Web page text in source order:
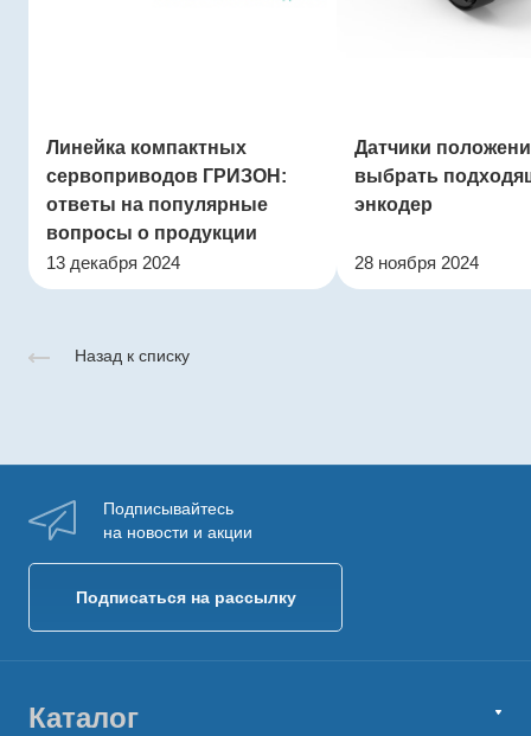
Линейка компактных
сервоприводов ГРИЗОН:
ответы на популярные
вопросы о продукции
13 декабря 2024
Датчики
выбрать
энкодер
28 ноября 2024
Назад к списку
Подписывайтесь
на новости и акции
Подписаться на рассылку
Каталог